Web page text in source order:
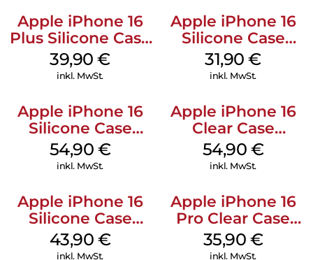
Apple iPhone 16
Plus Silicone Case
MagSafe Plum
39,90€
inkl. MwSt.
Apple iPhone 16
Silicone Case
MagSafe Fuchsia
31,90€
inkl. MwSt.
Apple iPhone 16
Silicone Case
MagSafe Black
54,90 €
inkl. MwSt.
Apple iPhone 16
Clear Case
MagSafe
Transparent
54,90 €
inkl. MwSt.
Apple iPhone 16
Silicone Case
MagSafe Plum
43,90 €
inkl. MwSt.
Apple iPhone 16
Pro Clear Case
MagSafe
Transparent
35,90 €
inkl. MwSt.